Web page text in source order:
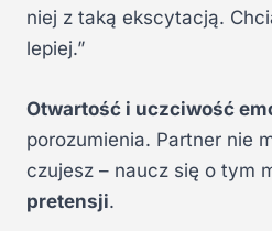
niej z taką ekscytacją.
lepiej.”
Otwartość i uczciwość
porozumienia. Partner nie
czujesz – naucz się o tym
pretensji.